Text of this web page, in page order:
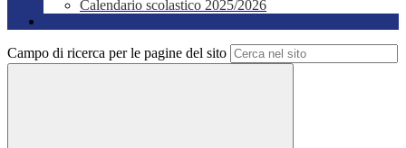
Calendario scolastico 2025/2026
Campo di ricerca per le pagine del sito